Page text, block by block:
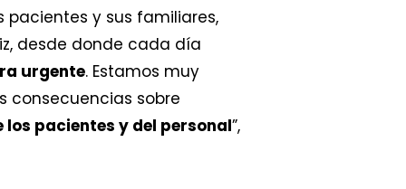
pacientes y sus familiares,
desde donde cada día
urgente. Estamos muy
consecuencias sobre
pacientes y del personal”,